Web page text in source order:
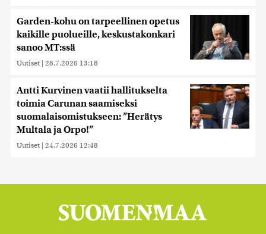
Garden-kohu on tarpeellinen opetus
kaikille puolueille, keskustakonkari
sanoo MT:ssä
Uutiset | 28.7.2026 13:18
Antti Kurvinen vaatii hallitukselta
toimia Carunan saamiseksi
suomalaisomistukseen: ”Herätys
Multala ja Orpo!”
Uutiset | 24.7.2026 12:48